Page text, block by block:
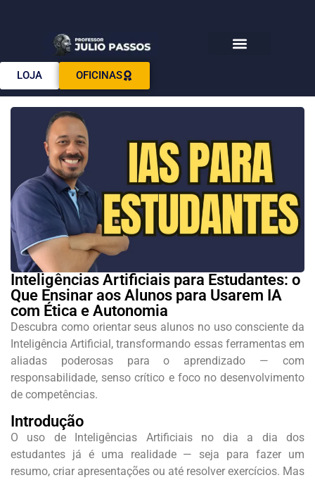
LOJA OFICINAS
Inteligências Artificiais para Estudantes: o
Que Ensinar aos Alunos para Usarem IA
com Ética e Autonomia
Descubra como orientar seus alunos no uso consciente da
Inteligência Artificial, transformando essas ferramentas em
aliadas poderosas para o aprendizado — com
responsabilidade, senso crítico e foco no desenvolvimento
de competências.
Introdução
O uso de Inteligências Artificiais no dia a dia dos
estudantes já é uma realidade — seja para fazer um
resumo, criar apresentações ou até resolver exercícios. Mas